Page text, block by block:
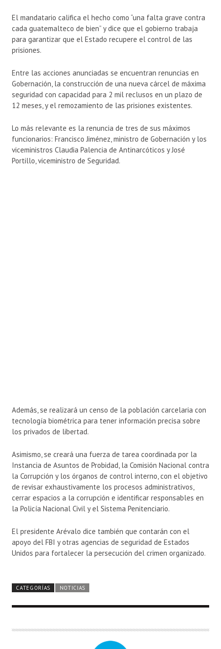
El mandatario califica el hecho como “una falta grave contra
cada guatemalteco de bien” y dice que el gobierno trabaja
para garantizar que el Estado recupere el control de las
prisiones.
Entre las acciones anunciadas se encuentran renuncias en
Gobernación, la construcción de una nueva cárcel de máxima
seguridad con capacidad para 2 mil reclusos en un plazo de
12 meses, y el remozamiento de las prisiones existentes.
Lo más relevante es la renuncia de tres de sus máximos
funcionarios: Francisco Jiménez, ministro de Gobernación y los
viceministros Claudia Palencia de Antinarcóticos y José
Portillo, viceministro de Seguridad.
Además, se realizará un censo de la población carcelaria con
tecnología biométrica para tener información precisa sobre
los privados de libertad.
Asimismo, se creará una fuerza de tarea coordinada por la
Instancia de Asuntos de Probidad, la Comisión Nacional contra
la Corrupción y los órganos de control interno, con el objetivo
de revisar exhaustivamente los procesos administrativos,
cerrar espacios a la corrupción e identificar responsables en
la Policía Nacional Civil y el Sistema Penitenciario.
El presidente Arévalo dice también que contarán con el
apoyo del FBI y otras agencias de seguridad de Estados
Unidos para fortalecer la persecución del crimen organizado.
CATEGORÍAS NOTICIAS